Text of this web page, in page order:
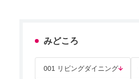
みどころ
001 リビングダイニング